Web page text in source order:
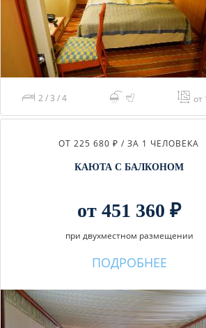
2 / 3 / 4 от
ОТ 225 680 ₽ / ЗА 1 ЧЕЛОВЕКА
КАЮТА С БАЛКОНОМ
от 451 360 ₽
при двухместном размещении
ПОДРОБНЕЕ